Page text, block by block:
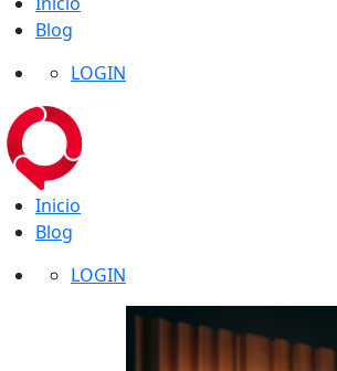
Blog
LOGIN
Inicio
Blog
LOGIN